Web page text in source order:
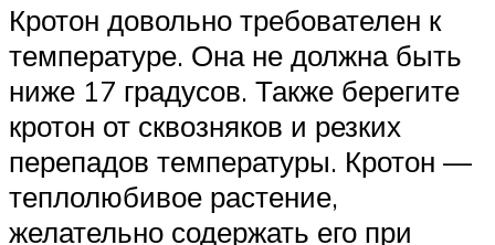
Кротон довольно требователен к
температуре. Она не должна быть
ниже 17 градусов. Также берегите
кротон от сквозняков и резких
перепадов температуры. Кротон —
теплолюбивое растение,
желательно содержать его при